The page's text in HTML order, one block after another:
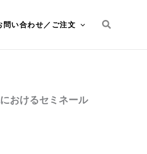
問い合わせ／ご注文
検
おけるセミネール